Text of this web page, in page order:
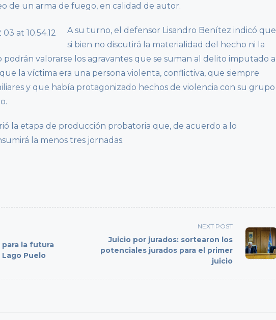
de un arma de fuego, en calidad de autor.
A su turno, el defensor Lisandro Benítez indicó
si bien no discutirá la materialidad del hecho ni la
valorarse los agravantes que se suman al delito imputado a
la víctima era una persona violenta, conflictiva, que siempre
y que había protagonizado hechos de violencia con su grupo
la etapa de producción probatoria que, de acuerdo a lo
la menos tres jornadas.
la futura
Puelo
NEXT POST
Juicio por jurados: sortearon los
potenciales jurados para el primer
juicio